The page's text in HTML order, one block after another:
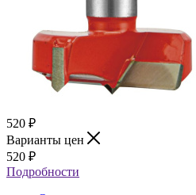
520 ₽
Варианты цен
520 ₽
Подробности